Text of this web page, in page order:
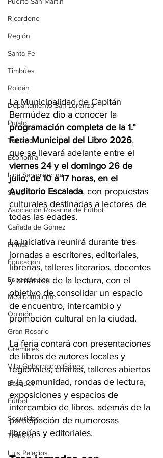
Ricardone
Región
Santa Fe
Timbúes
Roldán
Departamento San Lorenzo
Pujato
Turismo
Economía
Liga Sanlorencina
Salud
Asociación Rosarina de Fútbol
Cañada de Gómez
Firmat
Educación
Espectáculos
Medioambiente
Opinión
Gran Rosario
Gremiales
Villa Gobernador Gálvez
Básquet
Fútbol
Seguridad
Tránsito
Luis Palacios
La Municipalidad de Capitán
Bermúdez dio a conocer la
programación completa de la 1.°
Feria Municipal del Libro 2026,
que se llevará adelante entre el
viernes 24 y el domingo 26 de
julio, de 10 a 17 horas, en el
Auditorio Escalada, con propuestas
culturales destinadas a lectores de
todas las edades.
La iniciativa reunirá durante tres
jornadas a escritores, editoriales,
librerías, talleres literarios, docentes
y amantes de la lectura, con el
objetivo de consolidar un espacio
de encuentro, intercambio y
promoción cultural en la ciudad.
La feria contará con presentaciones
de libros de autores locales y
regionales, charlas, talleres abiertos
a la comunidad, rondas de lectura,
exposiciones y espacios de
intercambio de libros, además de la
participación de numerosas
librerías y editoriales.